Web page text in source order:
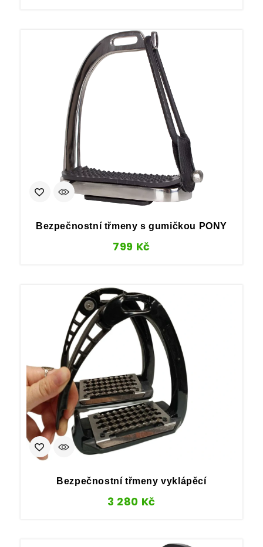
Bezpečnostní třmeny s gumičkou PONY
799 Kč
Bezpečnostní třmeny vyklápěcí
3 280 Kč